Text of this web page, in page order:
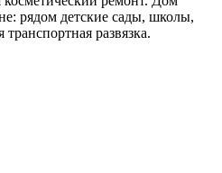
рядом детские сады, школы,
развязка.